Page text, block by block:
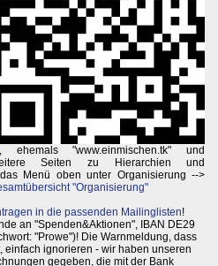
, ehemals "www.einmischen.tk" und
Seiten zu Hierarchien und
Menü oben unter Organisierung -->
"Organisierung"
in die passenden Mailinglisten!
an "Spenden&Aktionen", IBAN DE29
"Prowe")! Die Warnmeldung, dass
einfach ignorieren - wir haben unseren
gegeben, die mit der Bank